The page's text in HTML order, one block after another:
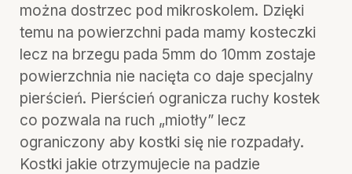
można dostrzec pod mikroskolem. Dzięki
temu na powierzchni pada mamy kosteczki
lecz na brzegu pada 5mm do 10mm zostaje
powierzchnia nie nacięta co daje specjalny
pierścień. Pierścień ogranicza ruchy kostek
co pozwala na ruch „miotły” lecz
ograniczony aby kostki się nie rozpadały.
Kostki jakie otrzymujecie na padzie